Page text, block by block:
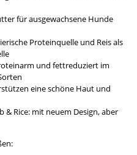
für ausgewachsene Hunde
Proteinquelle und Reis als
und fettreduziert im
eine schöne Haut und
& Rice: mit neuem Design, aber